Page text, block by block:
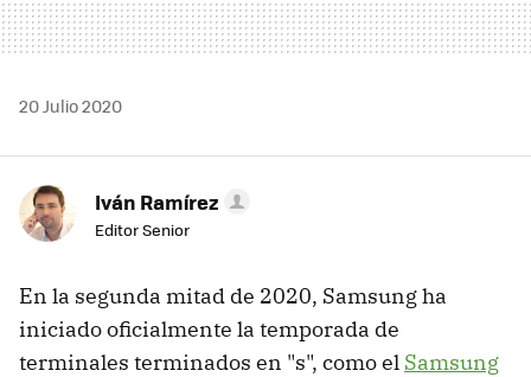
20 Julio 2020
Iván Ramírez
Editor Senior
En la segunda mitad de 2020, Samsung ha
iniciado oficialmente la temporada de
terminales terminados en "s", como el Samsung